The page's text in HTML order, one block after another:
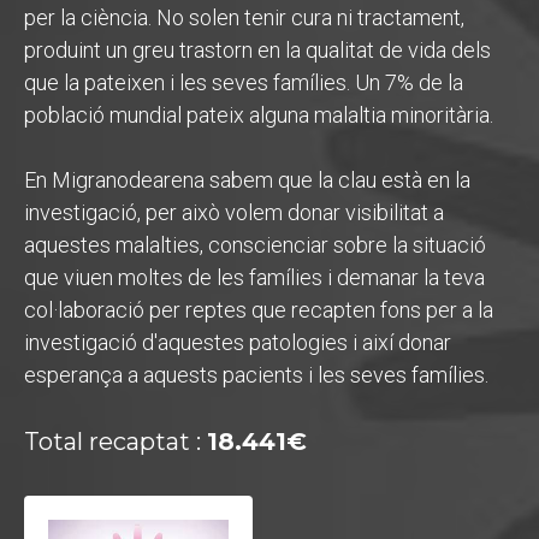
per la ciència. No solen tenir cura ni tractament,
produint un greu trastorn en la qualitat de vida dels
que la pateixen i les seves famílies. Un 7% de la
població mundial pateix alguna malaltia minoritària.
En Migranodearena sabem que la clau està en la
investigació, per això volem donar visibilitat a
aquestes malalties, conscienciar sobre la situació
que viuen moltes de les famílies i demanar la teva
col·laboració per reptes que recapten fons per a la
investigació d'aquestes patologies i així donar
esperança a aquests pacients i les seves famílies.
Total recaptat : 18.441€